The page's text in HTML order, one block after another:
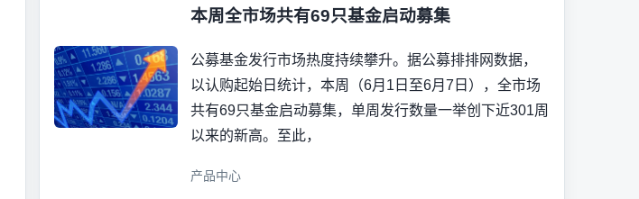
本周全市场共有69只基金启动募集
公募基金发行市场热度持续攀升。据公募排排网数据，
以认购起始日统计，本周（6月1日至6月7日），全市场
共有69只基金启动募集，单周发行数量一举创下近301周
以来的新高。至此，
产品中心